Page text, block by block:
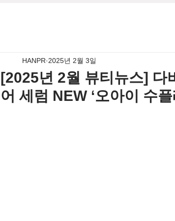
[2025년 2월 뷰티뉴스] 다
어 세럼 NEW ‘오아이 수
HANPR 2025년 2월 3일